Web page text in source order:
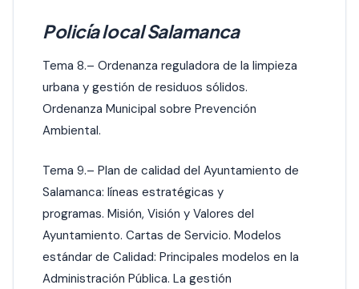
Policía local Salamanca
Tema 8.– Ordenanza reguladora de la limpieza
urbana y gestión de residuos sólidos.
Ordenanza Municipal sobre Prevención
Ambiental.
Tema 9.– Plan de calidad del Ayuntamiento de
Salamanca: líneas estratégicas y
programas. Misión, Visión y Valores del
Ayuntamiento. Cartas de Servicio. Modelos
estándar de Calidad: Principales modelos en la
Administración Pública. La gestión